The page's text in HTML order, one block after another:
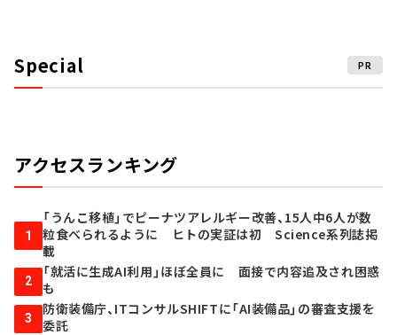
Special PR
アクセスランキング
1
「うんこ移植」でピーナツアレルギー改善、15人中6人が数
粒食べられるように ヒトの実証は初 Science系列誌掲
載
2
「就活に生成AI利用」ほぼ全員に 面接で内容追及され困惑
も
3
防衛装備庁、ITコンサルSHIFTに「AI装備品」の審査支援を
委託